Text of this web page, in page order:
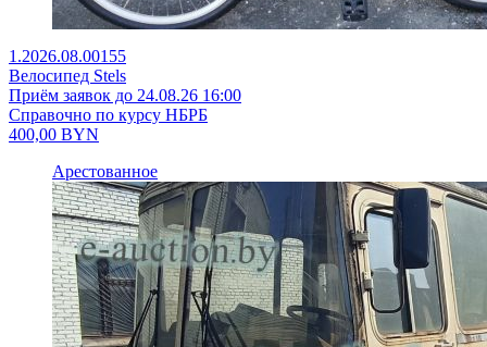
1.2026.08.00155
Велосипед Stels
Приём заявок до 24.08.26 16:00
Справочно по курсу НБРБ
400,00 BYN
Арестованное